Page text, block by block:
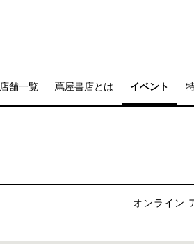
店舗一覧 蔦屋書店とは イベント
オンライン